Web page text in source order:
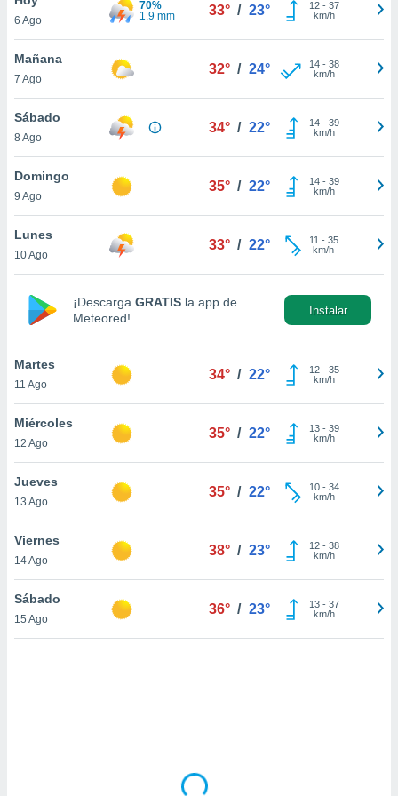
y
en
más
de
cookies
aceptar
de
sitio
de que
sean
para
ni para
6 Ago
70%
1.9 mm
33° / 23° 12- 37
km/h
Mañana
7 Ago
32° / 24° 14- 38
km/h
Sábado
8 Ago
34° / 22° 14- 39
km/h
Domingo
9 Ago
35° / 22° 14- 39
km/h
Lunes
10 Ago
33° / 22° 11 - 35
km/h
¡Descarga GRATIS la app de
Meteored!
Instalar
Martes
11 Ago
34° / 22° 12- 35
km/h
Miércoles
12 Ago
35° / 22° 13- 39
km/h
Jueves
13 Ago
35° / 22° 10- 34
km/h
Viernes
14 Ago
38° / 23° 12- 38
km/h
Sábado
15 Ago
36° / 23° 13- 37
km/h